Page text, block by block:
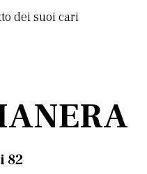
dei suoi cari
82